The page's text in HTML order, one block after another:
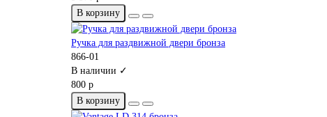
В корзину
Ручка для раздвижной двери бронза
866-01
В наличии ✓
800 р
В корзину